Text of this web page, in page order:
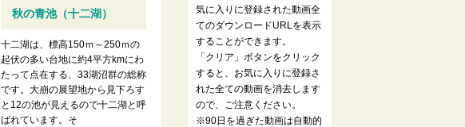
秋の青池（十二湖）
十二湖は、標高150ｍ～250ｍの
起伏の多い台地に約4平方kmにわ
たって点在する、33湖沼群の総称
です。大崩の展望地から見下ろす
と12の池が見えるので十二湖と呼
ばれています。そ
気に入りに登録された動画全
てのダウンロードURLを表示
することができます。
「クリア」ボタンをクリック
すると、お気に入りに登録さ
れた全ての動画を消去します
ので、ご注意ください。
※90日を過ぎた動画は自動的